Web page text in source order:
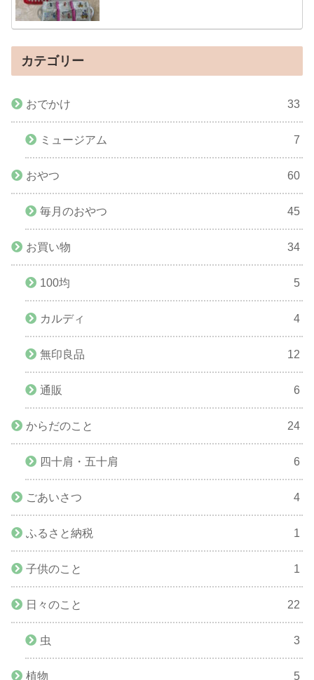
カテゴリー
おでかけ 33
ミュージアム 7
おやつ 60
毎月のおやつ 45
お買い物 34
100均 5
カルディ 4
無印良品 12
通販 6
からだのこと 24
四十肩・五十肩 6
ごあいさつ 4
ふるさと納税 1
子供のこと 1
日々のこと 22
虫 3
植物 5